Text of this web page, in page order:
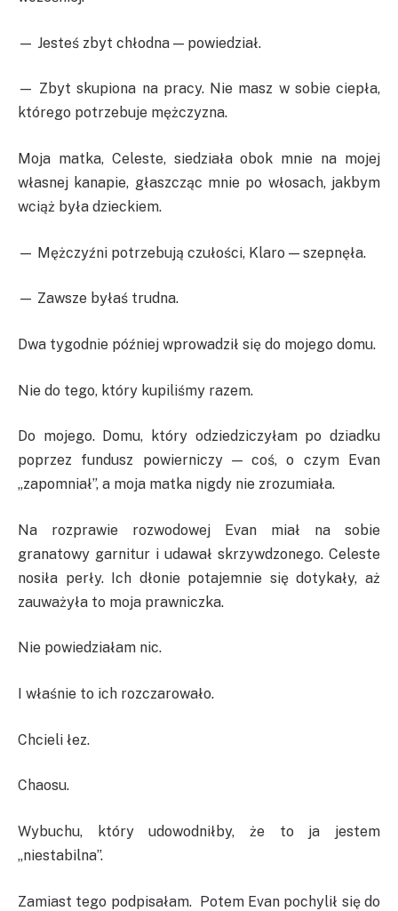
— Jesteś zbyt chłodna — powiedział.
— Zbyt skupiona na pracy. Nie masz w sobie ciepła,
którego potrzebuje mężczyzna.
Moja matka, Celeste, siedziała obok mnie na mojej
własnej kanapie, głaszcząc mnie po włosach, jakbym
wciąż była dzieckiem.
— Mężczyźni potrzebują czułości, Klaro — szepnęła.
— Zawsze byłaś trudna.
Dwa tygodnie później wprowadził się do mojego domu.
Nie do tego, który kupiliśmy razem.
Do mojego. Domu, który odziedziczyłam po dziadku
poprzez fundusz powierniczy — coś, o czym Evan
„zapomniał”, a moja matka nigdy nie zrozumiała.
Na rozprawie rozwodowej Evan miał na sobie
granatowy garnitur i udawał skrzywdzonego. Celeste
nosiła perły. Ich dłonie potajemnie się dotykały, aż
zauważyła to moja prawniczka.
Nie powiedziałam nic.
I właśnie to ich rozczarowało.
Chcieli łez.
Chaosu.
Wybuchu, który udowodniłby, że to ja jestem
„niestabilna”.
Zamiast tego podpisałam. Potem Evan pochylił się do